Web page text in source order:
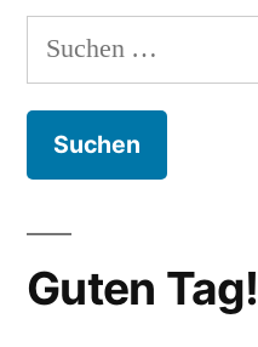
Suchen
nach:
Guten Tag!